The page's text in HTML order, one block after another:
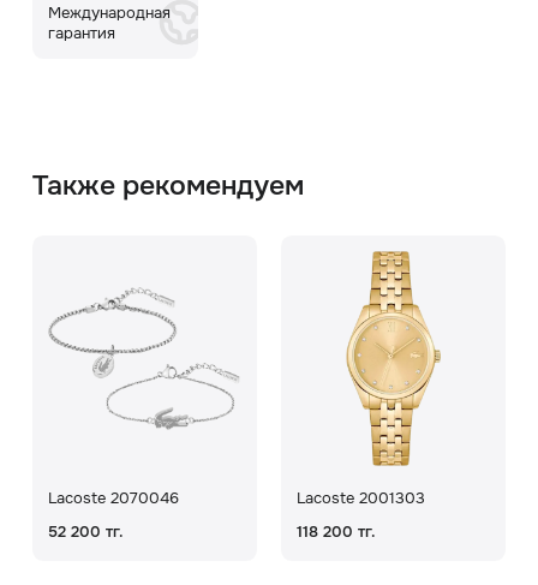
Международная
гарантия
Также рекомендуем
Lacoste 2070046
52 200 тг.
Lacoste 2001303
118 200 тг.